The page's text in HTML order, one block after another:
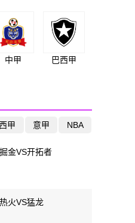
中甲 巴西甲
甲 意甲 NBA
金VS开拓者
火VS猛龙